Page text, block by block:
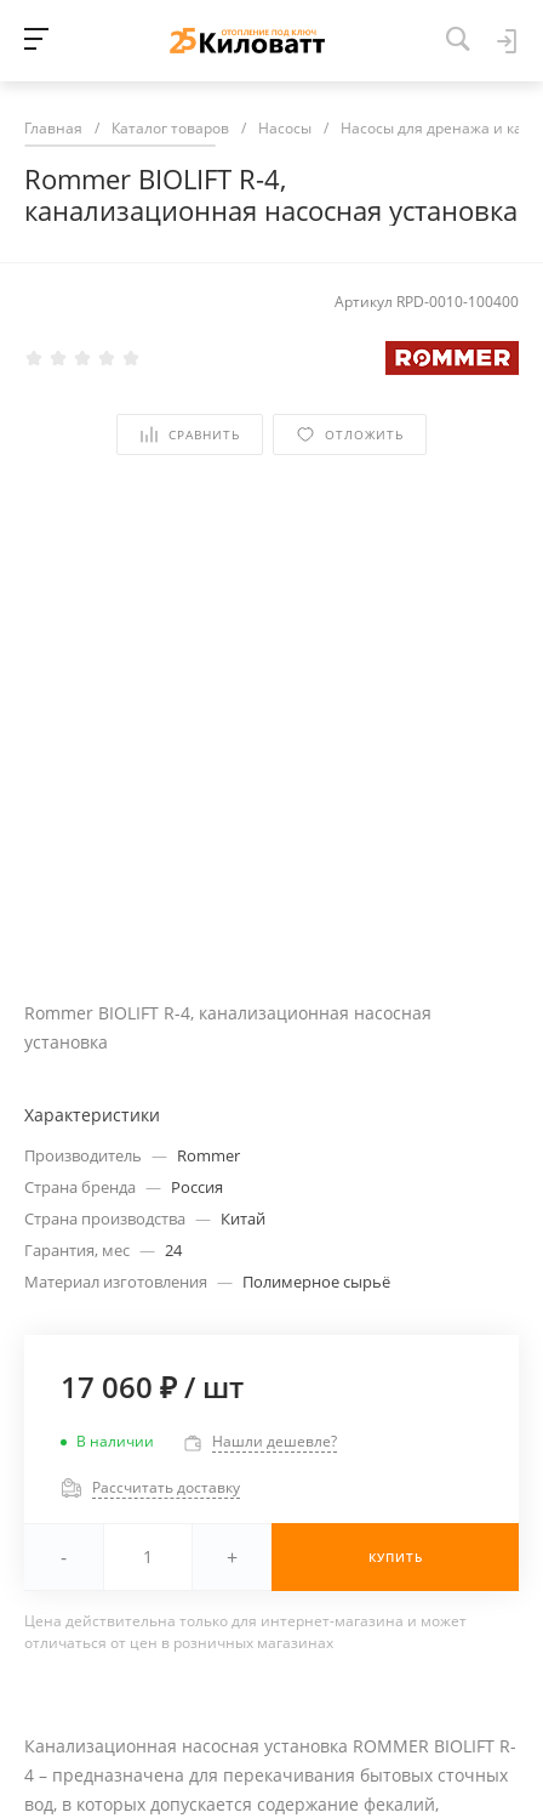
Главная / Каталог товаров / Насосы / Насосы для дренажа и
Rommer BIOLIFT R-4,
канализационная насосная установка
Артикул RPD-0010-100400
СРАВНИТЬ ОТЛОЖИТЬ
Rommer BIOLIFT R-4, канализационная насосная
установка
Характеристики
Производитель — Rommer
Страна бренда — Россия
Страна производства — Китай
Гарантия, мес — 24
Материал изготовления — Полимерное сырьё
17 060 ₽/ шт
В наличии Нашли дешевле?
Рассчитать доставку
- + КУПИТЬ
Цена действительна только для интернет-магазина и может
отличаться от цен в розничных магазинах
Канализационная насосная установка ROMMER BIOLIFT R-
4 – предназначена для перекачивания бытовых сточных
вод, в которых допускается содержание фекалий,